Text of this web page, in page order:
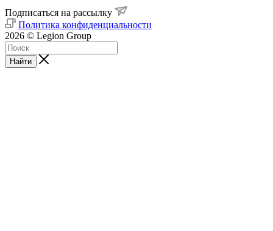
Подписаться на рассылку
Политика конфиденциальности
2026 © Legion Group
Найти